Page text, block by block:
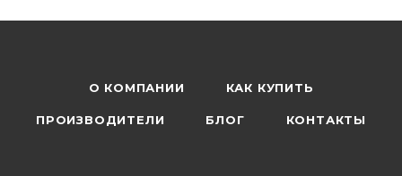
О КОМПАНИИ КАК КУПИТЬ
ПРОИЗВОДИТЕЛИ БЛОГ КОНТАКТЫ